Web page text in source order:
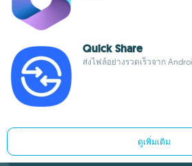
Quick Share
ส่งไฟล์อย่างรวดเร็วจาก
ดูเพิ่มเติม